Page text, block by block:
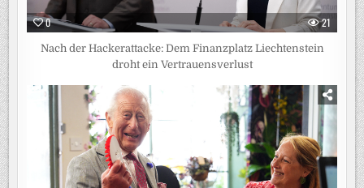
0 21
Nach der Hackerattacke: Dem Finanzplatz Liechtenstein
droht ein Vertrauensverlust